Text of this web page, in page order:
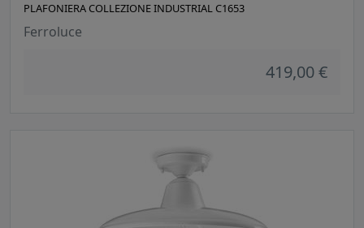
PLAFONIERA COLLEZIONE INDUSTRIAL C1653
Ferroluce
419,00 €